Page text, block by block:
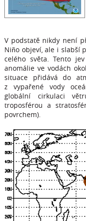
V podstatě nikdy není
Niño objeví, ale i slabší
celého světa. Tento
anomálie ve vodách
situace přidává do
z vypařené vody
globální cirkulaci
troposférou a
povrchem).